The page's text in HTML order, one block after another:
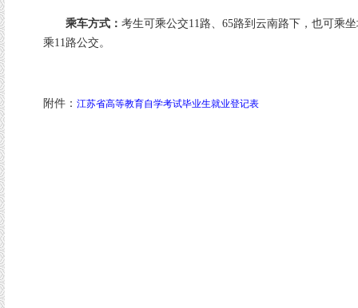
乘车方式： 考生可乘公交11路、65路到云南路下，也可乘
乘11路公交。
附件： 江苏省高等教育自学考试毕业生就业登记表